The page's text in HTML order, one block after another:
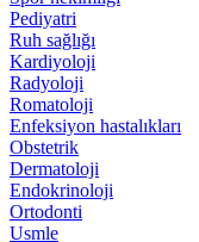
Pediyatri
Ruh sağlığı
Kardiyoloji
Radyoloji
Romatoloji
Enfeksiyon hastalıkları
Obstetrik
Dermatoloji
Endokrinoloji
Ortodonti
Usmle